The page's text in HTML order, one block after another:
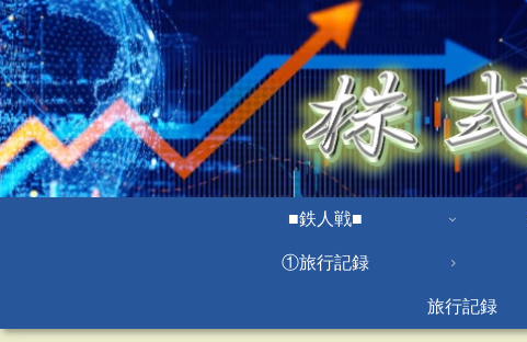
■鉄人戦■
①旅行記録
旅行記録